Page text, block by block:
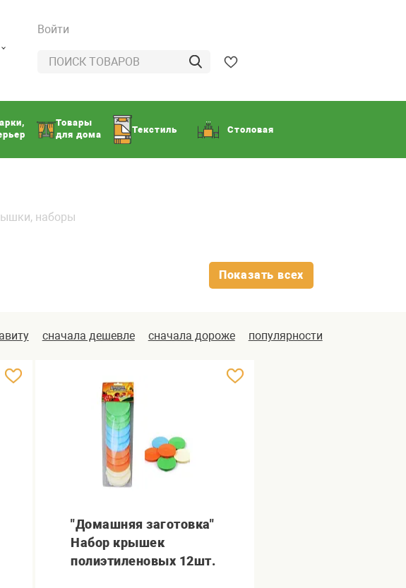
Войти
Товары
для дома
Текстиль Столовая
наборы
Показать всех
сначала дешевле сначала дороже популярности
"Домашняя заготовка"
Набор крышек
полиэтиленовых 12шт.